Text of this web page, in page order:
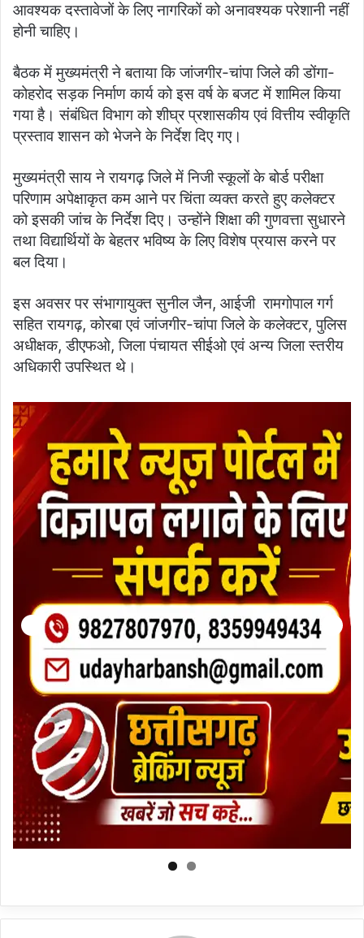
आवश्यक दस्तावेजों के लिए नागरिकों को अनावश्यक परेशानी नहीं
होनी चाहिए।
बैठक में मुख्यमंत्री ने बताया कि जांजगीर-चांपा जिले की डोंगा-
कोहरोद सड़क निर्माण कार्य को इस वर्ष के बजट में शामिल किया
गया है। संबंधित विभाग को शीघ्र प्रशासकीय एवं वित्तीय स्वीकृति
प्रस्ताव शासन को भेजने के निर्देश दिए गए।
मुख्यमंत्री साय ने रायगढ़ जिले में निजी स्कूलों के बोर्ड परीक्षा
परिणाम अपेक्षाकृत कम आने पर चिंता व्यक्त करते हुए कलेक्टर
को इसकी जांच के निर्देश दिए। उन्होंने शिक्षा की गुणवत्ता सुधारने
तथा विद्यार्थियों के बेहतर भविष्य के लिए विशेष प्रयास करने पर
बल दिया।
इस अवसर पर संभागायुक्त सुनील जैन, आईजी रामगोपाल गर्ग
सहित रायगढ़, कोरबा एवं जांजगीर-चांपा जिले के कलेक्टर, पुलिस
अधीक्षक, डीएफओ, जिला पंचायत सीईओ एवं अन्य जिला स्तरीय
अधिकारी उपस्थित थे।